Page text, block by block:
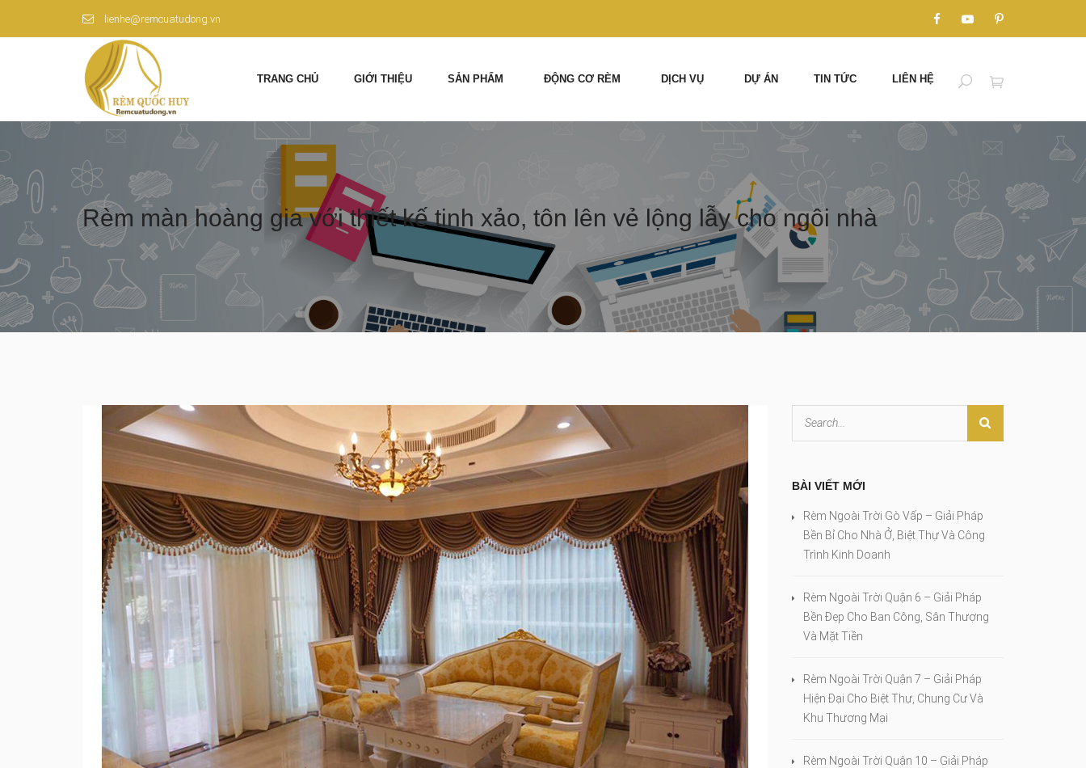
lienhe@remcuatudong.vn
TRANG CHỦ GIỚI THIỆU SẢN PHẨM ĐỘNG CƠ RÈM DỊCH VỤ DỰ ÁN TIN TỨC LIÊN HỆ
Rèm màn hoàng gia với thiết kế tinh xảo, tôn lên vẻ lộng lẫy cho ngôi nhà
BÀI VIẾT MỚI
Rèm Ngoài Trời Gò Vấp – Giải Pháp
Bền Bỉ Cho Nhà Ở, Biệt Thự Và Công
Trình Kinh Doanh
Rèm Ngoài Trời Quận 6 – Giải Pháp
Bền Đẹp Cho Ban Công, Sân Thượng
Và Mặt Tiền
Rèm Ngoài Trời Quận 7 – Giải Pháp
Hiện Đại Cho Biệt Thự, Chung Cư Và
Khu Thương Mại
Rèm Ngoài Trời Quận 10 – Giải Pháp